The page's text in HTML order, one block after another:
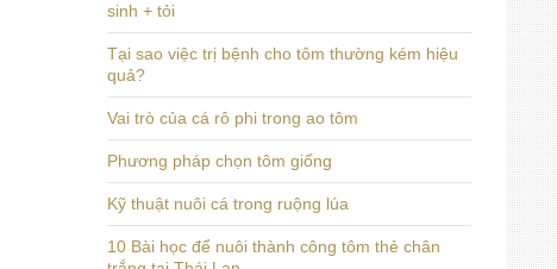
sinh + tỏi
Tại sao việc trị bệnh cho tôm thường kém hiệu
quả?
Vai trò của cá rô phi trong ao tôm
Phương pháp chọn tôm giống
Kỹ thuật nuôi cá trong ruộng lúa
10 Bài học để nuôi thành công tôm thẻ chân